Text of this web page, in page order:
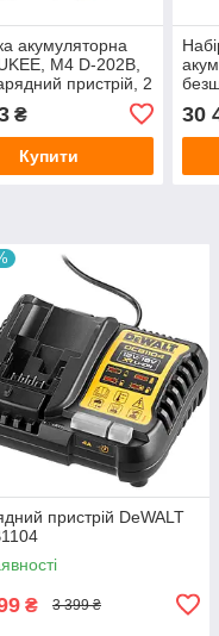
акумуляторна
M4 D-202B,
пристрій, 2
пакування)
₴
Купити
х
30
пристрій DeWALT
₴ 3 399 ₴